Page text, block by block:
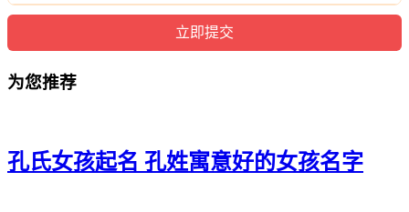
23、龚依虹、龚澜瑶、龚兮澜、龚滢静
24、龚听珠、龚安静、龚影珞、龚俪梓
25、龚清云、龚兮慧、龚思茹、龚紫水
27、龚寻玥、龚爱卿、龚姗柯、龚妮清
为您推荐
孔氏女孩起名 孔姓寓意好的女孩名字